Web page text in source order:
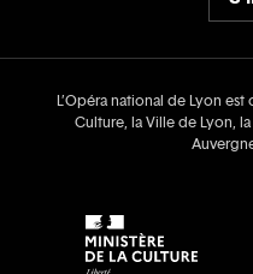
L’Opéra national de Lyon
Culture, la Ville de Lyon,